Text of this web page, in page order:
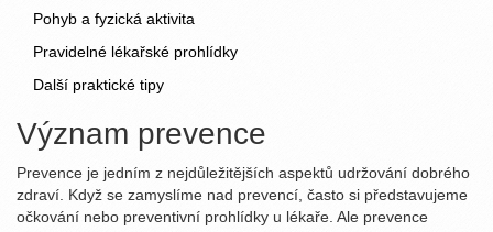
Pohyb a fyzická aktivita
Pravidelné lékařské prohlídky
Další praktické tipy
Význam prevence
Prevence je jedním z nejdůležitějších aspektů udržování dobrého
zdraví. Když se zamyslíme nad prevencí, často si představujeme
očkování nebo preventivní prohlídky u lékaře. Ale prevence